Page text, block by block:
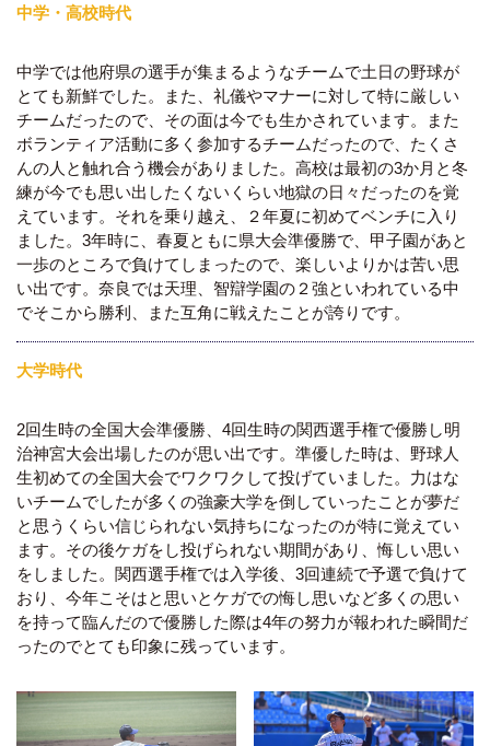
中学・高校時代
中学では他府県の選手が集まるようなチームで土日の野球が
とても新鮮でした。また、礼儀やマナーに対して特に厳しい
チームだったので、その面は今でも生かされています。また
ボランティア活動に多く参加するチームだったので、たくさ
んの人と触れ合う機会がありました。高校は最初の3か月と冬
練が今でも思い出したくないくらい地獄の日々だったのを覚
えています。それを乗り越え、２年夏に初めてベンチに入り
ました。3年時に、春夏ともに県大会準優勝で、甲子園があと
一歩のところで負けてしまったので、楽しいよりかは苦い思
い出です。奈良では天理、智辯学園の２強といわれている中
でそこから勝利、また互角に戦えたことが誇りです。
大学時代
2回生時の全国大会準優勝、4回生時の関西選手権で優勝し明
治神宮大会出場したのが思い出です。準優した時は、野球人
生初めての全国大会でワクワクして投げていました。力はな
いチームでしたが多くの強豪大学を倒していったことが夢だ
と思うくらい信じられない気持ちになったのが特に覚えてい
ます。その後ケガをし投げられない期間があり、悔しい思い
をしました。関西選手権では入学後、3回連続で予選で負けて
おり、今年こそはと思いとケガでの悔し思いなど多くの思い
を持って臨んだので優勝した際は4年の努力が報われた瞬間だ
ったのでとても印象に残っています。